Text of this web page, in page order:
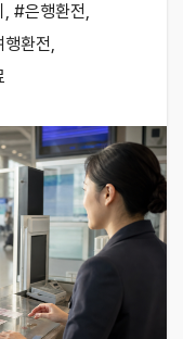
, #은행환전,
환전,